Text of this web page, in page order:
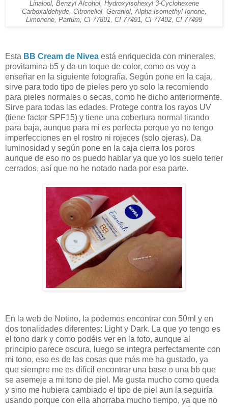
Linalool, Benzyl Alcohol, Hydroxyisohexyl 3-Cyclohexene
Carboxaldehyde, Citronellol, Geraniol, Alpha-Isomethyl Ionone,
Limonene, Parfum, CI 77891, CI 77491, CI 77492, CI 77499
Esta BB Cream de Nivea está enriquecida con minerales,
provitamina b5 y da un toque de color, como os voy a
enseñar en la siguiente fotografía. Según pone en la caja,
sirve para todo tipo de pieles pero yo solo la recomiendo
para pieles normales o secas, como he dicho anteriormente.
Sirve para todas las edades. Protege contra los rayos UV
(tiene factor SPF15) y tiene una cobertura normal tirando
para baja, aunque para mi es perfecta porque yo no tengo
imperfecciones en el rostro ni rojeces (solo ojeras). Da
luminosidad y según pone en la caja cierra los poros
aunque de eso no os puedo hablar ya que yo los suelo tener
cerrados, así que no he notado nada por esa parte.
En la web de Notino, la podemos encontrar con 50ml y en
dos tonalidades diferentes: Light y Dark. La que yo tengo es
el tono dark y como podéis ver en la foto, aunque al
principio parece oscura, luego se integra perfectamente con
mi tono, eso es de las cosas que más me ha gustado, ya
que siempre me es difícil encontrar una base o una bb que
se asemeje a mi tono de piel. Me gusta mucho como queda
y sino me hubiera cambiado el tipo de piel aun la seguiría
usando porque con ella ahorraba mucho tiempo, ya que no